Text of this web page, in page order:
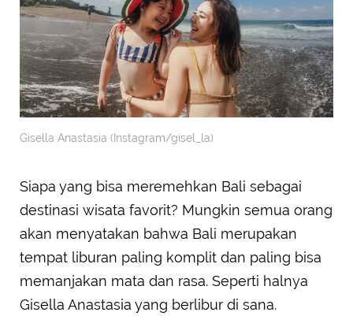
Gisella Anastasia (Instagram/gisel_la)
Siapa yang bisa meremehkan Bali sebagai
destinasi wisata favorit? Mungkin semua orang
akan menyatakan bahwa Bali merupakan
tempat liburan paling komplit dan paling bisa
memanjakan mata dan rasa. Seperti halnya
Gisella Anastasia yang berlibur di sana.